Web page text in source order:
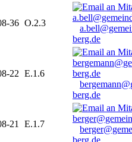
36 O.2.3
berg.de
22 E.1.6
berg.de
21 E.1.7